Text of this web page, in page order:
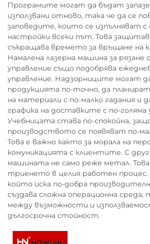
Програмите могат да бъдат
използвани отново, така че да се
заповедите, които се изпълняват
настройки всеки път. Това
съкращава времето за връщане на
Намалена лазерна машина за рязане
управление също подобрява
управление. Надзорниците могат
продукцията по-точно, да
на материали с по-малко гадания и
графика на доставките с по-голяма
Учебницата става по-спокойна,
производството се появяват по-
Това е важно както за морала на
комуникацията с клиентите. С
машината не само реже метал. Това
триенето в целия работен процес.
който иска по-добра
създава сложна операционна среда,
между възможности и
дългосрочна стойност.